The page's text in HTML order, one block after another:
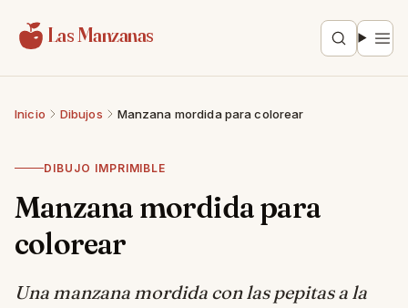
Las Manzanas
Inicio Dibujos Manzana mordida para colorear
DIBUJO IMPRIMIBLE
Manzana mordida para
colorear
Una manzana mordida con las pepitas a la